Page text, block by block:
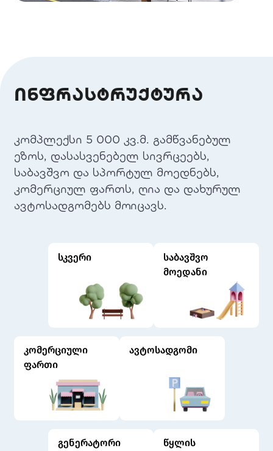
ინფრასტრუქტურა
კომპლექსი 5 000 კვ.მ. გამწვანებულ
ეზოს, დასასვენებელ სივრცეებს,
საბავშვო და სპორტულ მოედნებს,
კომერციულ ფართს, ღია და დახურულ
ავტოსადგომებს მოიცავს.
სკვერი
საბავშვო
მოედანი
კომერციული
ფართი
ავტოსადგომი
გენერატორი
წყლის